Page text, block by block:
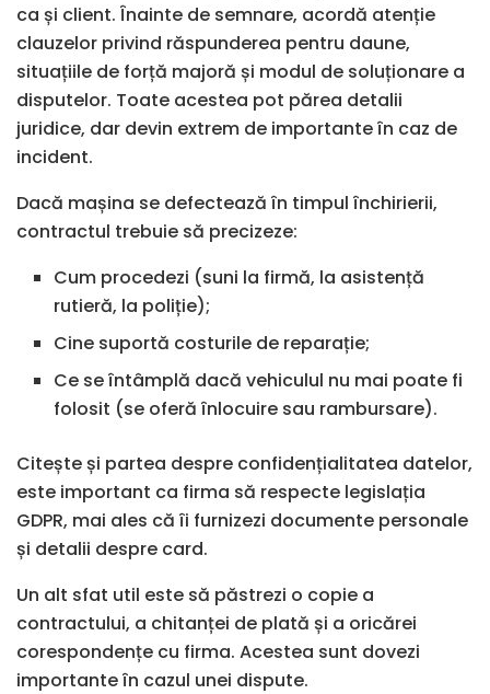
ca și client. Înainte de semnare, acordă atenție
clauzelor privind răspunderea pentru daune,
situațiile de forță majoră și modul de soluționare a
disputelor. Toate acestea pot părea detalii
juridice, dar devin extrem de importante în caz de
incident.
Dacă mașina se defectează în timpul închirierii,
contractul trebuie să precizeze:
Cum procedezi (suni la firmă, la asistență
rutieră, la poliție);
Cine suportă costurile de reparație;
Ce se întâmplă dacă vehiculul nu mai poate fi
folosit (se oferă înlocuire sau rambursare).
Citește și partea despre confidențialitatea datelor,
este important ca firma să respecte legislația
GDPR, mai ales că îi furnizezi documente personale
și detalii despre card.
Un alt sfat util este să păstrezi o copie a
contractului, a chitanței de plată și a oricărei
corespondențe cu firma. Acestea sunt dovezi
importante în cazul unei dispute.